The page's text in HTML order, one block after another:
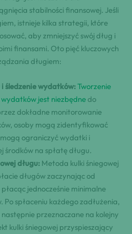
stabilności finansowej. Jeśli
istnieje kilka strategii, które
aby zmniejszyć swój dług i
finansami. Oto pięć kluczowych
długiem:
śledzenie wydatków:Tworzenie
jest niezbędne do
dokładne monitorowanie
osoby mogą zidentyfikować
ograniczyć wydatki i
środków na spłatę długu.
długu: Metoda kulki śniegowej
długów zaczynając od
jednocześnie minimalne
Po spłaceniu każdego zadłużenia,
następnie przeznaczane na kolejny
kulki śniegowej przyspieszający